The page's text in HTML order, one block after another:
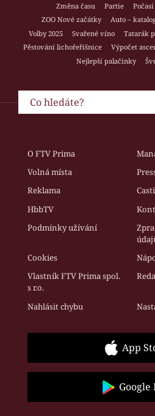
Změna času
Partie Počasí
ZOO Nové začátky
Auto –
Volby 2025
Svařené víno Tatarák
Pěstování lichořeřišnice
Výpočet
Nejlepší palačinky
O FTV Prima
Volná místa
Reklama
HbbTV
Podmínky užívání
Cookies
Vlastník FTV Prima spol.
s r.o.
Nahlásit chybu
App
Google